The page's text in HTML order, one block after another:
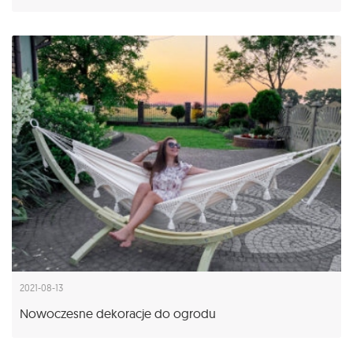
2021-08-13
Nowoczesne dekoracje do ogrodu